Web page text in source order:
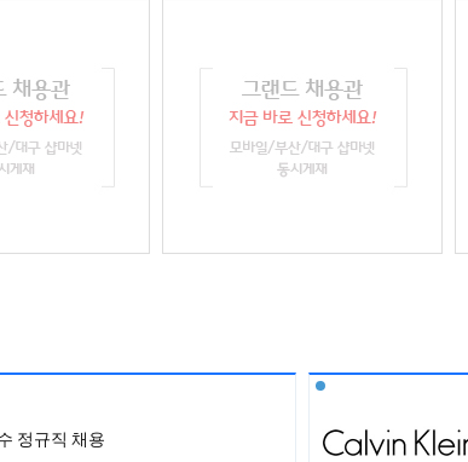
정규직 채용